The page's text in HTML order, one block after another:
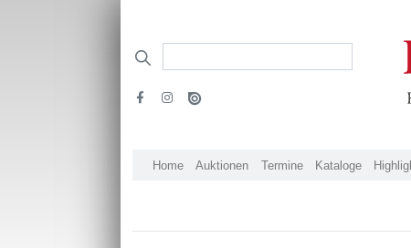
Home Auktionen Termine Kataloge